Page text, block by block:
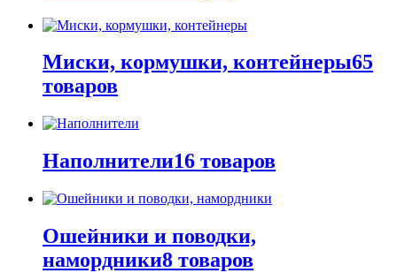
Миски, кормушки, контейнеры65
товаров
Наполнители16 товаров
Ошейники и поводки,
намордники8 товаров